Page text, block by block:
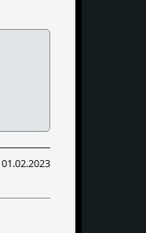
01.02.2023